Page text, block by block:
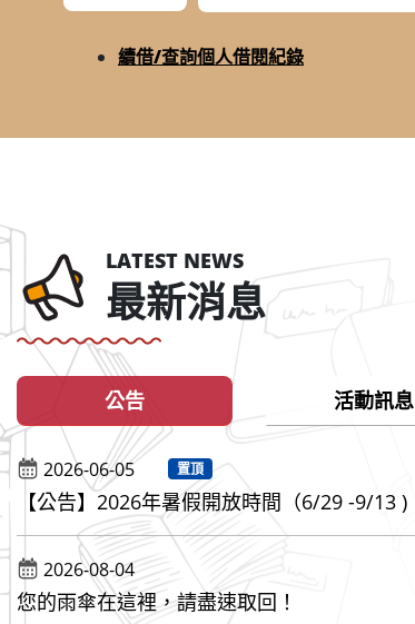
續借/查詢個人借閱紀錄
LATEST NEWS
最新消息
公告 活動訊息
2026-06-05 置頂
【公告】2026年暑假開放時間（6/29 -9/13 )
2026-08-04
您的雨傘在這裡，請盡速取回！